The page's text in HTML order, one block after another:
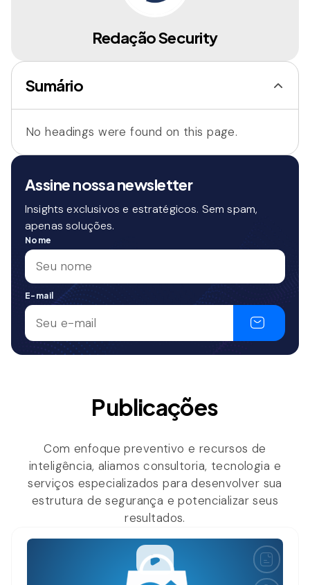
Redação Security
Sumário
No headings were found on this page.
Assine nossa newsletter
Insights exclusivos e estratégicos. Sem spam,
apenas soluções.
Nome
E-mail
Publicações
Com enfoque preventivo e recursos de
inteligência, aliamos consultoria, tecnologia e
serviços especializados para desenvolver sua
estrutura de segurança e potencializar seus
resultados.